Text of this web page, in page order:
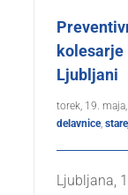
Ljubljani
torek, 19.
delavnice,
Ljubljana,